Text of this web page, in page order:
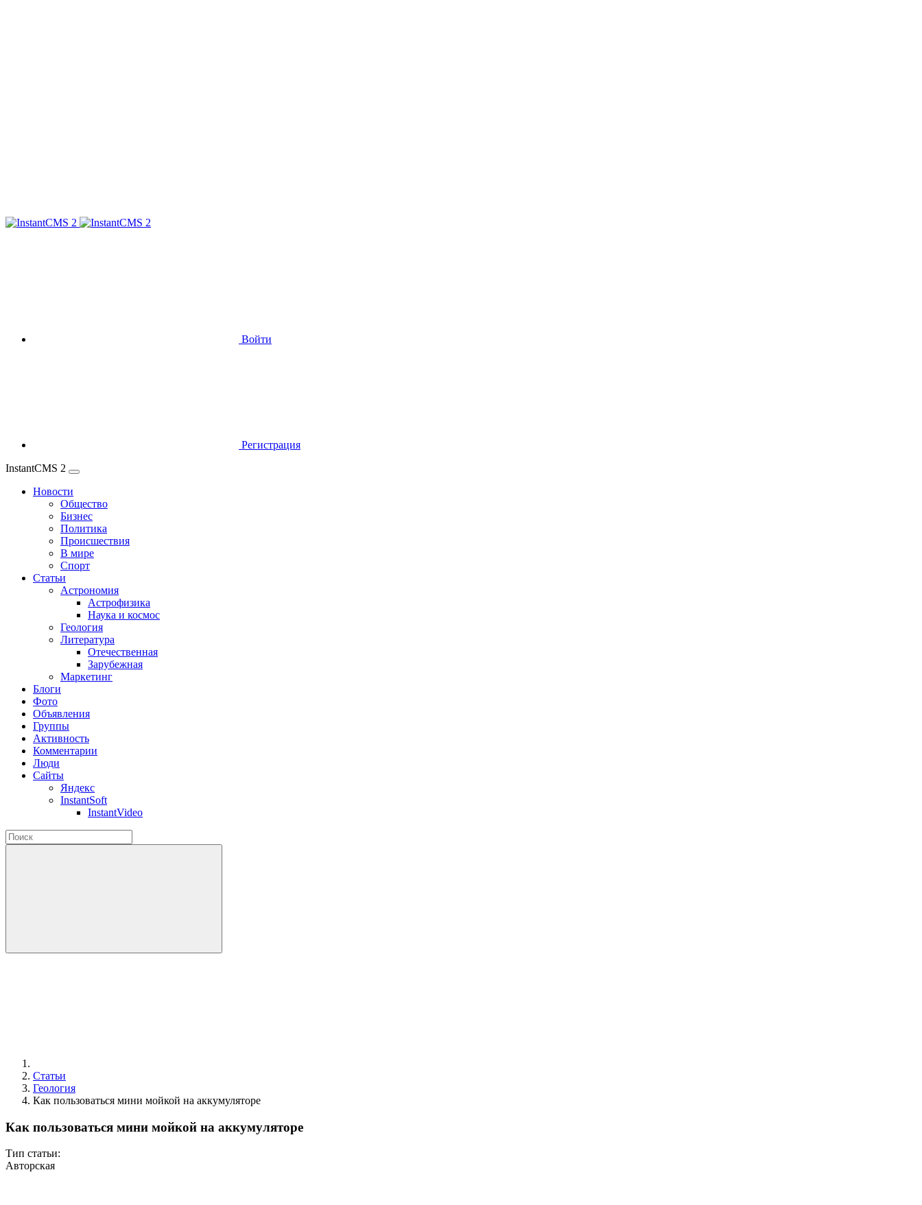
Войти
Регистрация
InstantCMS 2
Новости
Общество
Бизнес
Политика
Происшествия
В мире
Спорт
Статьи
Астрономия
Астрофизика
Наука и космос
Геология
Литература
Отечественная
Зарубежная
Маркетинг
Блоги
Фото
Объявления
Группы
Активность
Комментарии
Люди
Сайты
Яндекс
InstantSoft
InstantVideo
Статьи
Геология
Как пользоваться мини мойкой на аккумуляторе
Как пользоваться мини мойкой на аккумуляторе
Тип статьи:
Авторская